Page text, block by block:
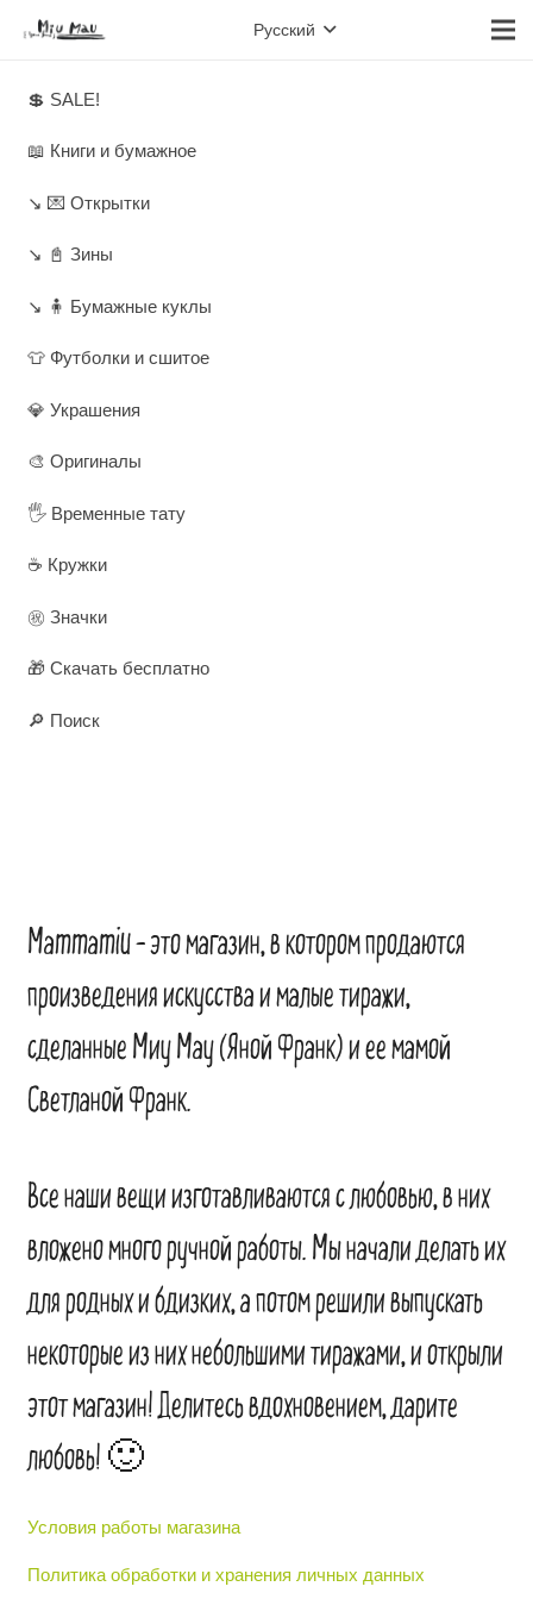
Русский
💲 SALE!
📖 Книги и бумажное
↘️ 💌 Открытки
↘️ 📓 Зины
↘️ 🧍 Бумажные куклы
👕 Футболки и сшитое
💎 Украшения
🎨 Оригиналы
🖐️ Временные тату
☕ Кружки
㊗️ Значки
🎁 Скачать бесплатно
🔎 Поиск
Mammamiu – это магазин, в котором продаются
произведения искусства и малые тиражи,
сделанные Миу Мау (Яной Франк) и ее мамой
Светланой Франк.
Все наши вещи изготавливаются с любовью, в них
вложено много ручной работы. Мы начали делать их
для родных и бдизких, а потом решили выпускать
некоторые из них небольшими тиражами, и открыли
этот магазин! Делитесь вдохновением, дарите
любовь! 🙂
Условия работы магазина
Политика обработки и хранения личных данных